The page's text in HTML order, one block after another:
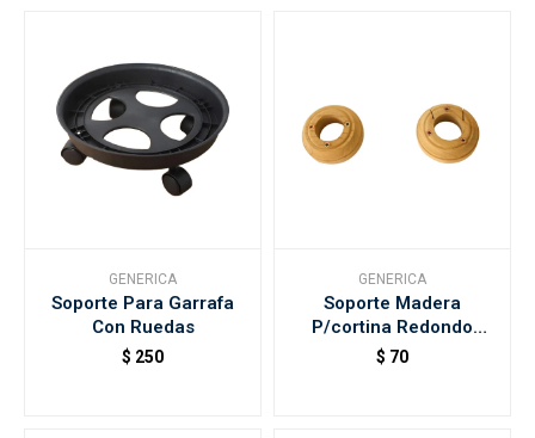
GENERICA
Soporte Para Garrafa
Con Ruedas
$ 250
GENERICA
Soporte Madera
P/cortina Redondo
32mm
$ 70